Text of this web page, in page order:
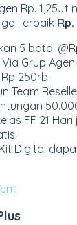
Rp. 1,25Jt
Terbaik Rp.
5 botol
Grup Agen.
250rb.
Team
FF 21
Digital